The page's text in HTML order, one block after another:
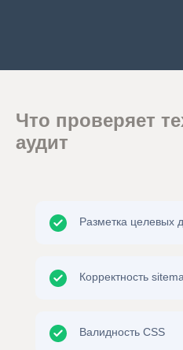
Что проверяет
аудит
Разметка целевых
Корректность
Валидность CSS